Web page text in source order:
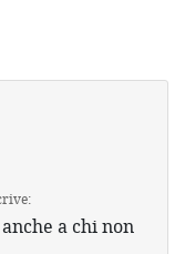
a chi non